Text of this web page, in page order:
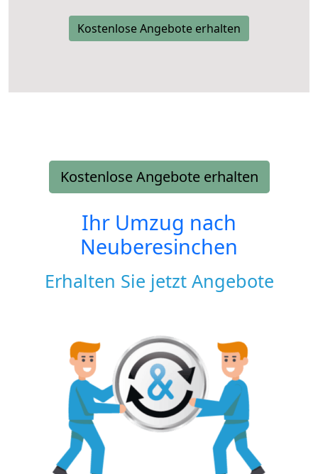
Kostenlose Angebote erhalten
Kostenlose Angebote erhalten
Ihr Umzug nach
Neuberesinchen
Erhalten Sie jetzt Angebote